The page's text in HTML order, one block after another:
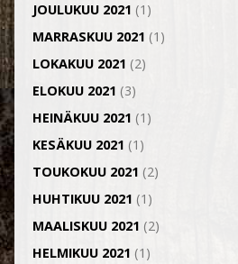
JOULUKUU 2021 (1)
MARRASKUU 2021 (1)
LOKAKUU 2021 (2)
ELOKUU 2021 (3)
HEINÄKUU 2021 (1)
KESÄKUU 2021 (1)
TOUKOKUU 2021 (2)
HUHTIKUU 2021 (1)
MAALISKUU 2021 (2)
HELMIKUU 2021 (1)